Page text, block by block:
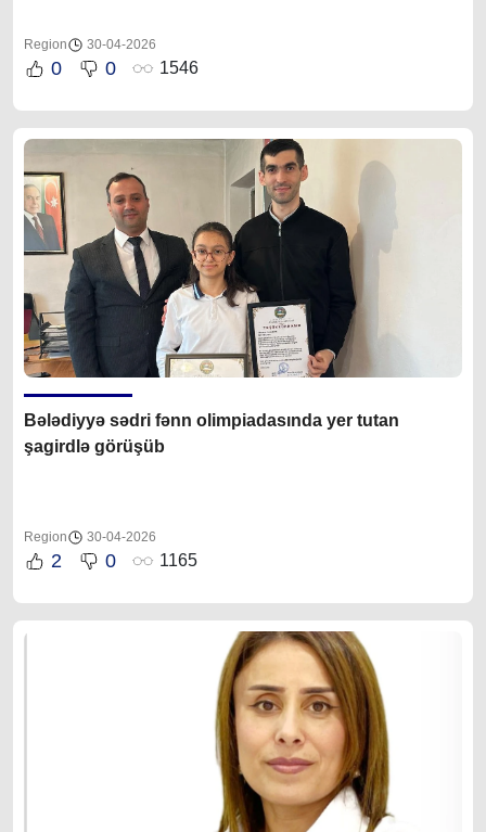
Region 30-04-2026
0 0 1546
Bələdiyyə sədri fənn olimpiadasında yer tutan
şagirdlə görüşüb
Region 30-04-2026
2 0 1165